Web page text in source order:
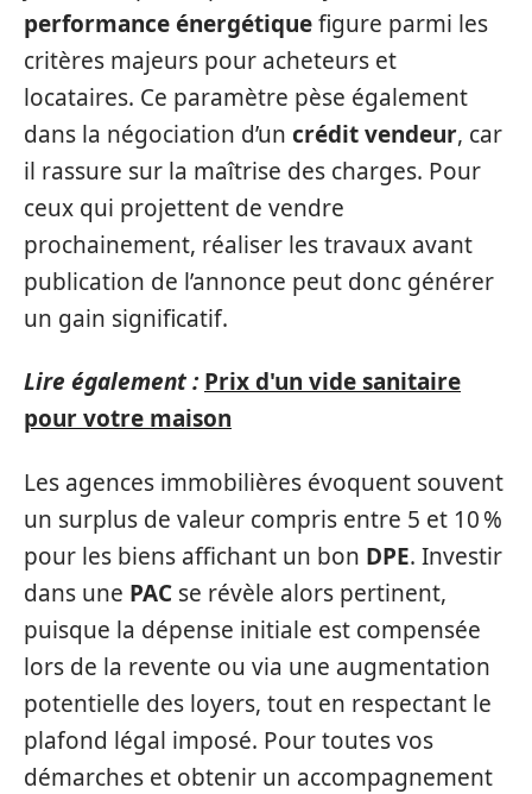
performance énergétiquefigure parmi les
critères majeurs pour acheteurs et
locataires. Ce paramètre pèse également
dans la négociation d’un crédit vendeur, car
il rassure sur la maîtrise des charges. Pour
ceux qui projettent de vendre
prochainement, réaliser les travaux avant
publication de l’annonce peut donc générer
un gain significatif.
Lire également : Prix d'un vide sanitaire
pour votre maison
Les agences immobilières évoquent souvent
un surplus de valeur compris entre 5 et 10 %
pour les biens affichant un bon DPE. Investir
dans une PAC se révèle alors pertinent,
puisque la dépense initiale est compensée
lors de la revente ou via une augmentation
potentielle des loyers, tout en respectant le
plafond légal imposé. Pour toutes vos
démarches et obtenir un accompagnement